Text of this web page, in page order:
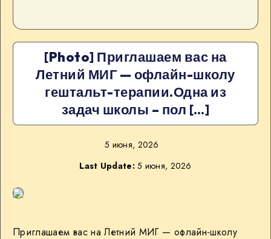
[Photo] Приглашаем вас на
Летний МИГ — офлайн-школу
гештальт-терапии.Одна из
задач школы – пол […]
5 июня, 2026
Last Update:5 июня, 2026
Приглашаем вас на Летний МИГ — офлайн-школу